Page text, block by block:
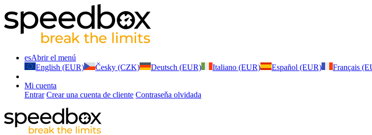
esAbrir el menú
English (EUR)
Česky (CZK) Deutsch (EUR) Italiano (EUR) Español (EUR) Français
Mi cuenta
Entrar Crear una cuenta de cliente Contraseňa olvidada